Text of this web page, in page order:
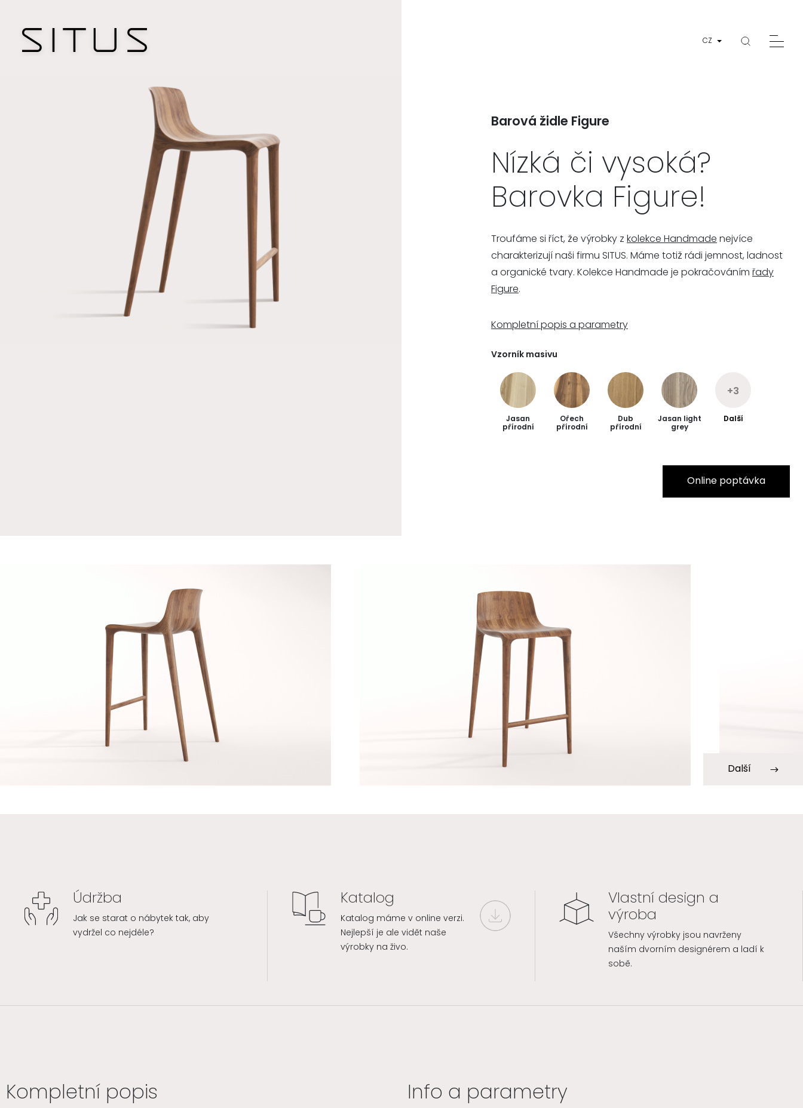
CZ
Barová židle Figure
Nízká či vysoká?
Barovka Figure!
Troufáme si říct, že výrobky z kolekce Handmade nejvíce
charakterizují naši firmu SITUS. Máme totiž rádi jemnost, ladnost
a organické tvary. Kolekce Handmade je pokračováním řady
Figure.
Kompletní popis a parametry
Vzorník masivu
Jasan
přírodní
Ořech
přírodní
Dub
přírodní
Jasan light
grey
+3
Další
Online poptávka
Další
Údržba
Jak se starat o nábytek tak, aby
vydržel co nejdéle?
Katalog
Katalog máme v online verzi.
Nejlepší je ale vidět naše
výrobky na živo.
Vlastní design a
výroba
Všechny výrobky jsou navrženy
naším dvorním designérem a ladí k
sobě.
Kompletní popis Info a parametry